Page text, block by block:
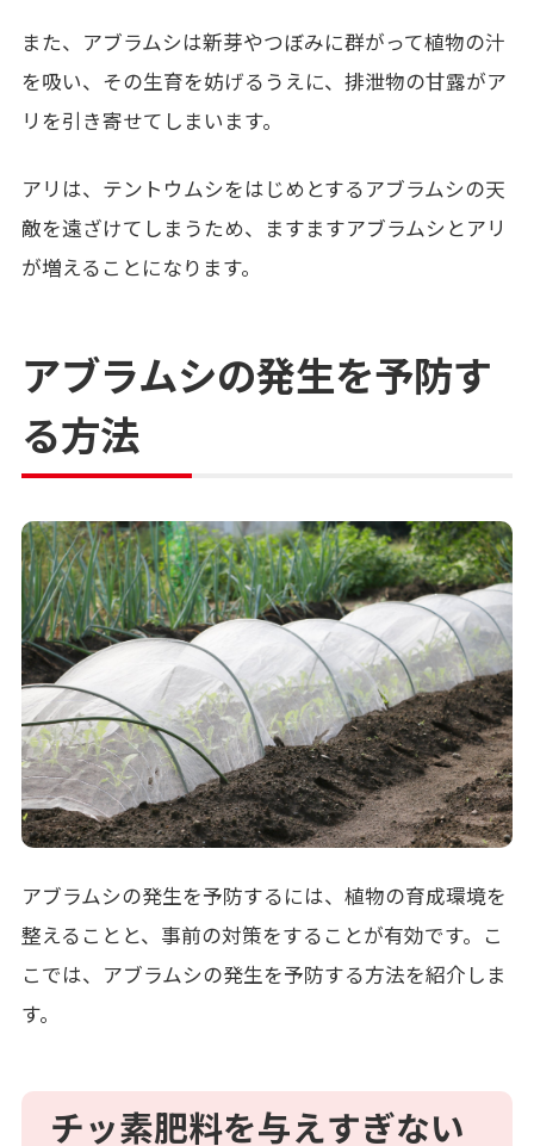
また、アブラムシは新芽やつぼみに群がって植物の汁
を吸い、その生育を妨げるうえに、排泄物の甘露がア
リを引き寄せてしまいます。
アリは、テントウムシをはじめとするアブラムシの天
敵を遠ざけてしまうため、ますますアブラムシとアリ
が増えることになります。
アブラムシの発生を予防す
る方法
アブラムシの発生を予防するには、植物の育成環境を
整えることと、事前の対策をすることが有効です。こ
こでは、アブラムシの発生を予防する方法を紹介しま
す。
チッ素肥料を与えすぎない